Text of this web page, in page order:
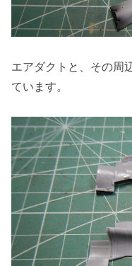
エアダクトと、その周
ています。